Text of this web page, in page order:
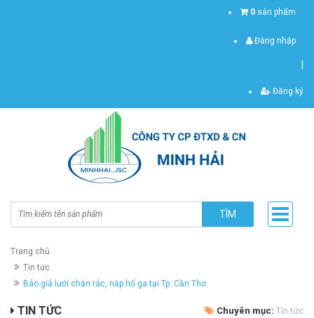
0 sản phẩm
Đăng nhập
Đăng ký
TÌM
Trang chủ
Tin tức
Báo giá lưới chắn rác, nắp hố ga tại Tp. Cần Thơ.
TIN TỨC Chuyên mục: Tin tức